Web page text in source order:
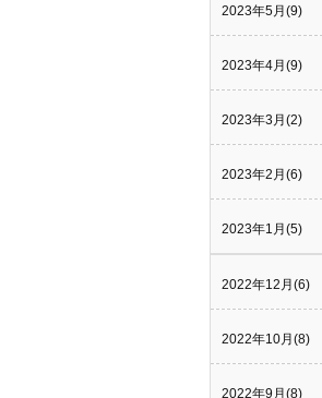
2023年5月(9)
2023年4月(9)
2023年3月(2)
2023年2月(6)
2023年1月(5)
2022年12月(6)
2022年10月(8)
2022年9月(8)